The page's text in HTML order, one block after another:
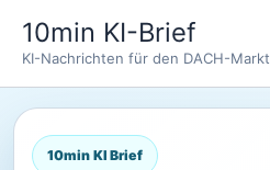
Inhalt
springen
10min KI-Brief
KI-Nachrichten für den DACH-Markt